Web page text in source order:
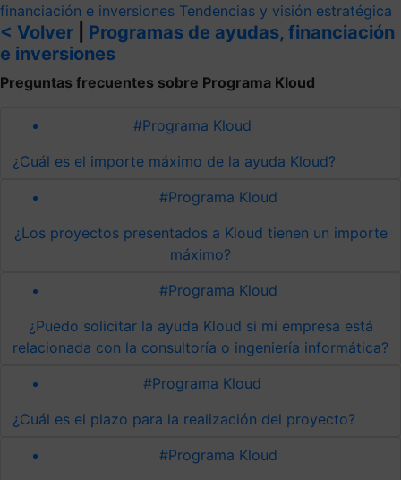
financiación e inversiones Tendencias y visión estratégica
< Volver
Programas de ayudas, financiación
e inversiones
Preguntas frecuentes sobre Programa Kloud
#Programa Kloud
¿Cuál es el importe máximo de la ayuda Kloud?
#Programa Kloud
¿Los proyectos presentados a Kloud tienen un importe
máximo?
#Programa Kloud
¿Puedo solicitar la ayuda Kloud si mi empresa está
relacionada con la consultoría o ingeniería informática?
#Programa Kloud
¿Cuál es el plazo para la realización del proyecto?
#Programa Kloud